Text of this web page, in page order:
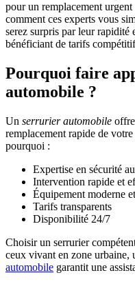
pour un remplacement
comment ces experts vous
serez surpris par leur rapidité
bénéficiant de tarifs
Pourquoi faire
automobile ?
Un serrurier automobile
remplacement rapide de
pourquoi :
Expertise en sécurité
Intervention rapide et
Équipement moderne
Tarifs transparents
Disponibilité 24/7
Choisir un serrurier
ceux vivant en zone urbaine,
automobile garantit une